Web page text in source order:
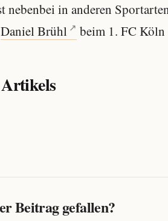
in anderen
Daniel Brühl beim 1. FC
Beitrag gefallen?